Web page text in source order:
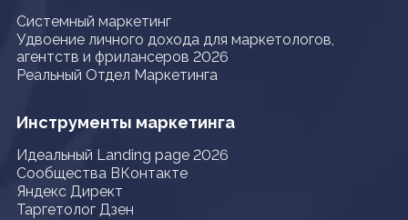
Системный маркетинг
Удвоение личного дохода для маркетологов,
агентств и фрилансеров 2026
Реальный Отдел Маркетинга
Инструменты маркетинга
Идеальный Landing page 2026
Сообщества ВКонтакте
Яндекс Директ
Таргетолог Дзен